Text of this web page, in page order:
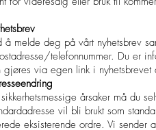
å melde deg på vårt nyhetsbrev
telefonnummer. Du er
gjøres via egen link i nyhetsbrevet
årsaker må du
vil bli brukt som
eksisterende ordre. Vi sender